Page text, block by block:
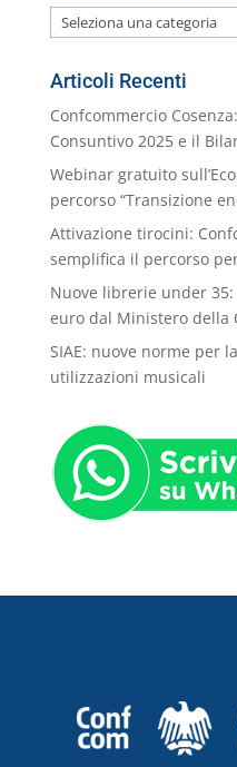
Le
nostre
Categorie
Articoli Recenti
Confcommercio
Consuntivo 2025 e il
Webinar gratuito
percorso “Transizione
Attivazione tirocini:
semplifica il percorso
Nuove librerie under
euro dal Ministero della
SIAE: nuove norme per
utilizzazioni musicali